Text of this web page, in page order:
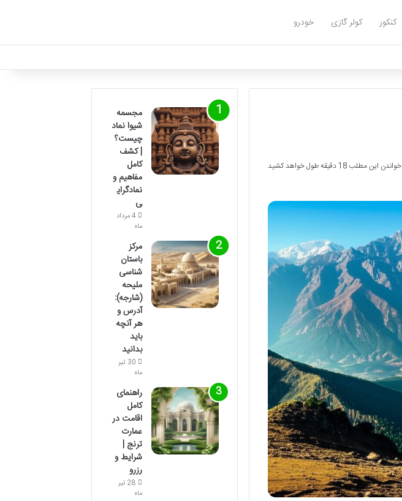
کنکور کولر گازی خودرو
خواندن این مطلب 18 دقیقه طول خواهد کشید
مجسمه
شیوا نماد
چیست؟
| کشف
کامل
مفاهیم و
نمادگرای
ی
4 مرداد
ماه
مرکز
باستان
شناسی
ملیحه
(شارجه):
آدرس و
هر آنچه
باید
بدانید
30 تیر
ماه
راهنمای
کامل
اقامت در
عمارت
ترنج |
شرایط و
رزرو
28 تیر
ماه